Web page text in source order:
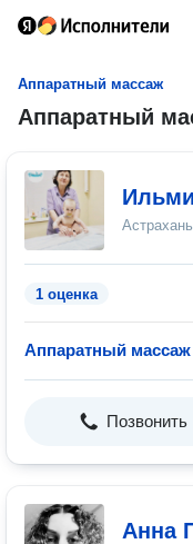
Аппаратный массаж
Аппаратный
Астрахань
1 оценка
Аппаратный массаж
Позвонить
Анна